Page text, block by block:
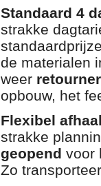
Standaard 4
strakke
de materialen
weer
opbouw, het
Flexibel
strakke
geopend voor
Zo